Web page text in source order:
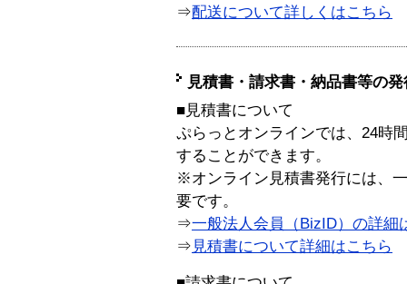
⇒配送について詳しくはこちら
見積書・請求書・納品書等の
■見積書について
ぷらっとオンラインでは、24時
することができます。
※オンライン見積書発行には、
要です。
⇒一般法人会員（BizID）の詳細
⇒ 見積書について詳細はこちら